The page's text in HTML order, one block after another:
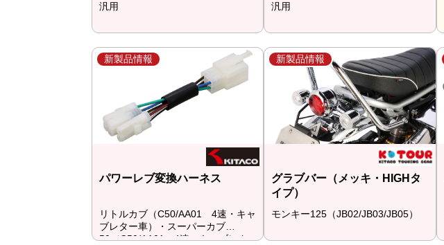
汎用 汎用
新製品情報
パワーレブ変換ハーネス
リトルカブ（C50/AA01 4速・キャ
ブレター車）・スーパーカブ
50（C50/AA01 4速・キャブレタ
新製品情報
グラブバー（メッキ・HIGHタ
イプ）
モンキー125（JB02/JB03/JB05）